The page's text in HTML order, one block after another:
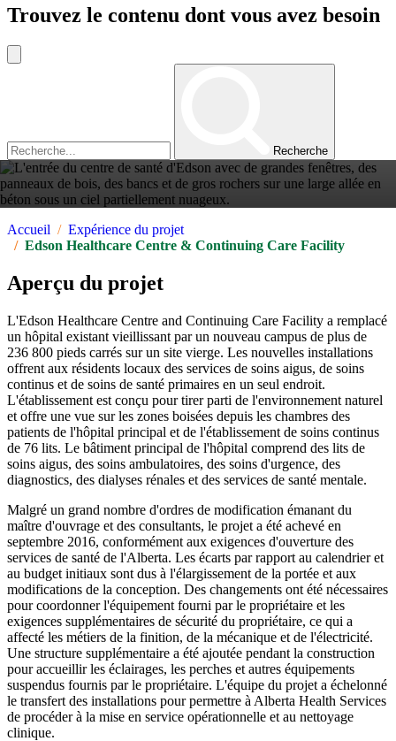
Trouvez le contenu dont vous avez besoin
Recherche
Edson Healthcare Centre
& Continuing Care
Facility
Accueil
Expérience du projet
Edson Healthcare Centre & Continuing Care Facility
Aperçu du projet
L'Edson Healthcare Centre and Continuing Care Facility a remplacé
un hôpital existant vieillissant par un nouveau campus de plus de
236 800 pieds carrés sur un site vierge. Les nouvelles installations
offrent aux résidents locaux des services de soins aigus, de soins
continus et de soins de santé primaires en un seul endroit.
L'établissement est conçu pour tirer parti de l'environnement naturel
et offre une vue sur les zones boisées depuis les chambres des
patients de l'hôpital principal et de l'établissement de soins continus
de 76 lits. Le bâtiment principal de l'hôpital comprend des lits de
soins aigus, des soins ambulatoires, des soins d'urgence, des
diagnostics, des dialyses rénales et des services de santé mentale.
Malgré un grand nombre d'ordres de modification émanant du
maître d'ouvrage et des consultants, le projet a été achevé en
septembre 2016, conformément aux exigences d'ouverture des
services de santé de l'Alberta. Les écarts par rapport au calendrier et
au budget initiaux sont dus à l'élargissement de la portée et aux
modifications de la conception. Des changements ont été nécessaires
pour coordonner l'équipement fourni par le propriétaire et les
exigences supplémentaires de sécurité du propriétaire, ce qui a
affecté les métiers de la finition, de la mécanique et de l'électricité.
Une structure supplémentaire a été ajoutée pendant la construction
pour accueillir les éclairages, les perches et autres équipements
suspendus fournis par le propriétaire. L'équipe du projet a échelonné
le transfert des installations pour permettre à Alberta Health Services
de procéder à la mise en service opérationnelle et au nettoyage
clinique.